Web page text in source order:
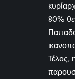
80%
Τέλος,